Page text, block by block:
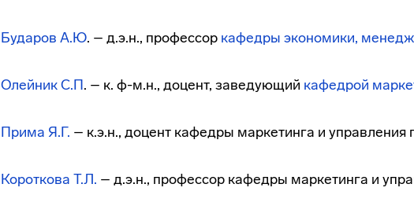
Бударов А.Ю. – д.э.н., профессор кафедры экономики,
Олейник С.П. – к. ф-м.н., доцент, заведующий кафедрой
Прима Я.Г. – к.э.н., доцент кафедры маркетинга и управления
Короткова Т.Л. – д.э.н., профессор кафедры маркетинга и